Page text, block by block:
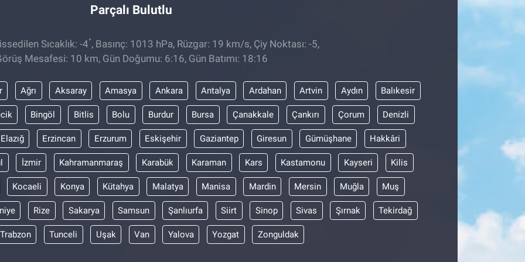
Parçalı Bulutlu
Sıcaklık: -4°, Basınç: 1013 hPa, Rüzgar: 19 km/s, Çiy Noktası: -5,
Mesafesi: 10 km, Gün Doğumu: 6:16, Gün Batımı: 18:16
Ağrı Aksaray Amasya Ankara Antalya Ardahan Artvin Aydın Balıkesir
Bingöl Bitlis Bolu Burdur Bursa Çanakkale Çankırı Çorum Denizli
Elazığ Erzincan Erzurum Eskişehir Gaziantep Giresun Gümüşhane Hakkâri
İzmir Kahramanmaraş Karabük Karaman Kars Kastamonu Kayseri Kilis
Kocaeli Konya Kütahya Malatya Manisa Mardin Mersin Muğla Muş
Rize Sakarya Samsun Şanlıurfa Siirt Sinop Sivas Şırnak Tekirdağ
Trabzon Tunceli Uşak Van Yalova Yozgat Zonguldak